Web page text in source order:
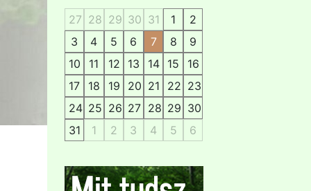
27 28 29 30 31 1
2
3
4 5 6 7 8
9
10
11 12 13 14 15
16
17
18 19 20 21 22 23
24 25 26 27 28 29 30
31
1 2 3 4 5 6